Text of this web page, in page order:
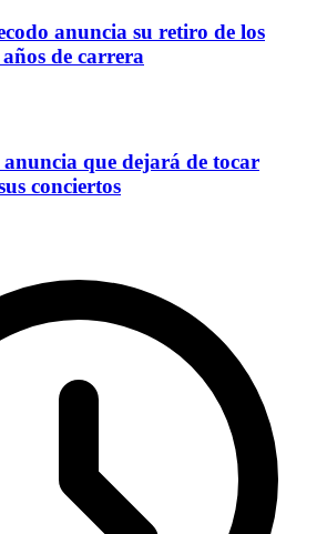
anuncia su retiro de los
de carrera
que dejará de tocar
conciertos